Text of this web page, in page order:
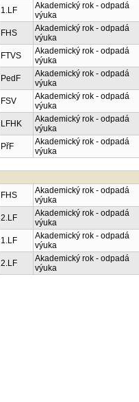
1.LF
Akademický rok - odpadá
výuka
FHS
Akademický rok - odpadá
výuka
FTVS
Akademický rok - odpadá
výuka
PedF
Akademický rok - odpadá
výuka
FSV
Akademický rok - odpadá
výuka
LFHK
Akademický rok - odpadá
výuka
PřF
Akademický rok - odpadá
výuka
FHS
Akademický rok - odpadá
výuka
2.LF
Akademický rok - odpadá
výuka
1.LF
Akademický rok - odpadá
výuka
2.LF
Akademický rok - odpadá
výuka